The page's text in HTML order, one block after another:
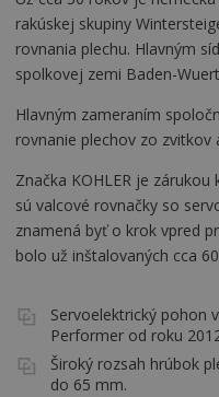
rakúskej skupiny
rovnania plechu. Hlavným
spolkovej zemi Baden-
Hlavným zameraním
rovnanie plechov zo zvitkov
Značka KOHLER je
sú valcové rovnačky so
znamená byť o krok vpred
bolo už inštalovaných cca
Servoelektrický pohon
Performer od roku
Široký rozsah hrúbok
do 65 mm.